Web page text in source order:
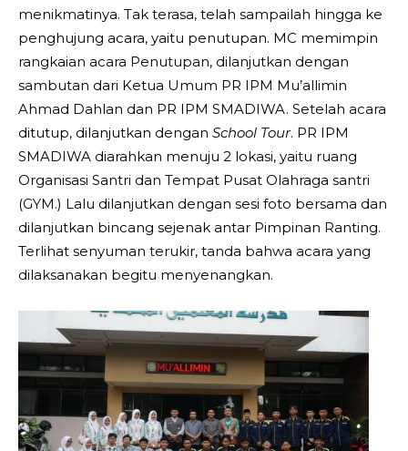
menikmatinya. Tak terasa, telah sampailah hingga ke
penghujung acara, yaitu penutupan. MC memimpin
rangkaian acara Penutupan, dilanjutkan dengan
sambutan dari Ketua Umum PR IPM Mu’allimin
Ahmad Dahlan dan PR IPM SMADIWA. Setelah acara
ditutup, dilanjutkan dengan School Tour. PR IPM
SMADIWA diarahkan menuju 2 lokasi, yaitu ruang
Organisasi Santri dan Tempat Pusat Olahraga santri
(GYM.) Lalu dilanjutkan dengan sesi foto bersama dan
dilanjutkan bincang sejenak antar Pimpinan Ranting.
Terlihat senyuman terukir, tanda bahwa acara yang
dilaksanakan begitu menyenangkan.